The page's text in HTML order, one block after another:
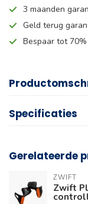
3 maanden
Geld terug
Bespaar tot
Specificaties
Gerelateerde
ZWIFT
Zwift